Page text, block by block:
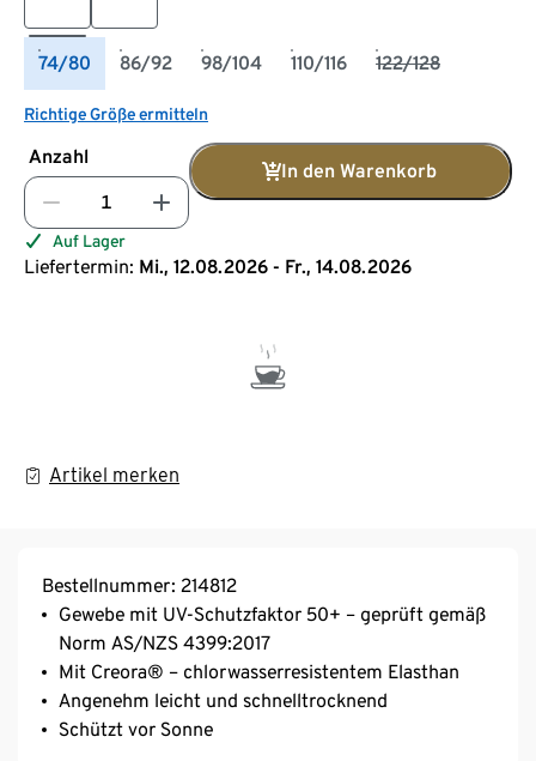
74/80 86/92 98/104 110/116 122/128
Richtige Größe ermitteln
Anzahl
In den Warenkorb
Auf Lager
Liefertermin: Mi., 12.08.2026 - Fr., 14.08.2026
Artikel merken
Bestellnummer: 214812
Gewebe mit UV-Schutzfaktor 50+ – geprüft gemäß
Norm AS/NZS 4399:2017
Mit Creora® – chlorwasserresistentem Elasthan
Angenehm leicht und schnelltrocknend
Schützt vor Sonne